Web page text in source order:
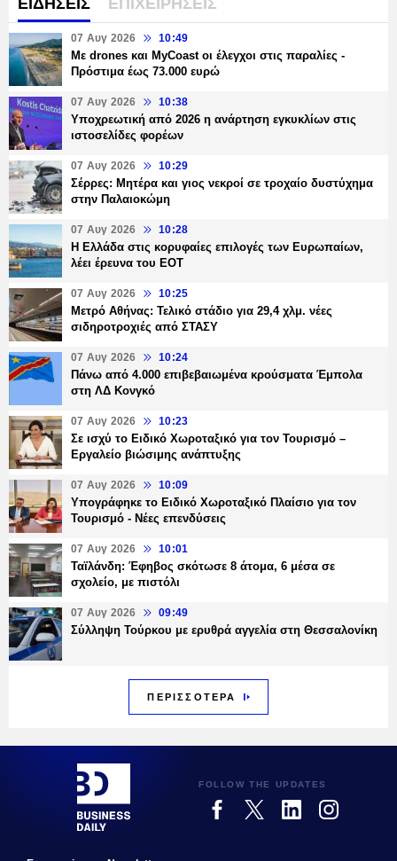
ΕΙΔΗΣΕΙΣ ΕΠΙΧΕΙΡΗΣΕΙΣ
07 Αυγ 2026 10:49
Με drones και MyCoast οι έλεγχοι στις παραλίες -
Πρόστιμα έως 73.000 ευρώ
07 Αυγ 2026 10:38
Υποχρεωτική από 2026 η ανάρτηση εγκυκλίων στις
ιστοσελίδες φορέων
07 Αυγ 2026 10:29
Σέρρες: Μητέρα και γιος νεκροί σε τροχαίο δυστύχημα
στην Παλαιοκώμη
07 Αυγ 2026 10:28
Η Ελλάδα στις κορυφαίες επιλογές των Ευρωπαίων,
λέει έρευνα του ΕΟΤ
07 Αυγ 2026 10:25
Μετρό Αθήνας: Τελικό στάδιο για 29,4 χλμ. νέες
σιδηροτροχιές από ΣΤΑΣΥ
07 Αυγ 2026 10:24
Πάνω από 4.000 επιβεβαιωμένα κρούσματα Έμπολα
στη ΛΔ Κονγκό
07 Αυγ 2026 10:23
Σε ισχύ το Ειδικό Χωροταξικό για τον Τουρισμό –
Εργαλείο βιώσιμης ανάπτυξης
07 Αυγ 2026 10:09
Υπογράφηκε το Ειδικό Χωροταξικό Πλαίσιο για τον
Τουρισμό - Νέες επενδύσεις
07 Αυγ 2026 10:01
Ταϊλάνδη: Έφηβος σκότωσε 8 άτομα, 6 μέσα σε
σχολείο, με πιστόλι
07 Αυγ 2026 09:49
Σύλληψη Τούρκου με ερυθρά αγγελία στη Θεσσαλονίκη
ΠΕΡΙΣΣΟΤΕΡΑ
FOLLOW THE UPDATES